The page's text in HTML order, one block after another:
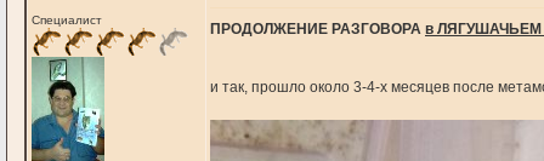
Специалист
ПРОДОЛЖЕНИЕ РАЗГОВОРА в
и так, прошло около 3-4-х месяцев после